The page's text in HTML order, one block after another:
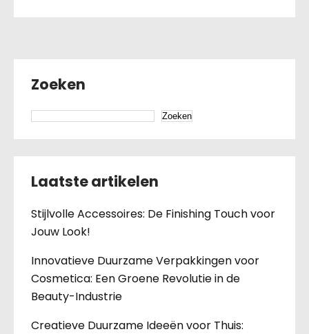
Zoeken
Zoeken
Laatste artikelen
Stijlvolle Accessoires: De Finishing Touch voor
Jouw Look!
Innovatieve Duurzame Verpakkingen voor
Cosmetica: Een Groene Revolutie in de
Beauty-Industrie
Creatieve Duurzame Ideeën voor Thuis: